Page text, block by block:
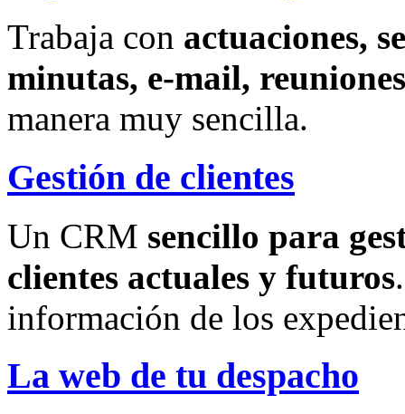
Trabaja con actuaciones,
minutas, e-mail,
manera muy sencilla.
Gestión de clientes
Un CRM sencillo para
clientes actuales y futuros
información de los
La web de tu despacho